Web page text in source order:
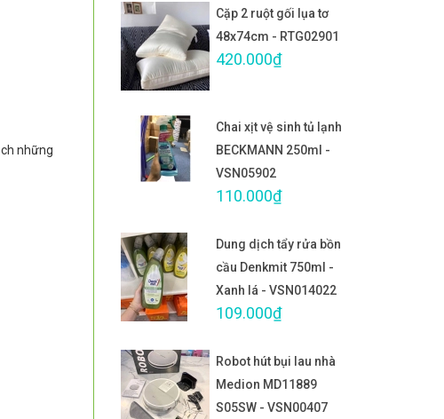
những
Cặp 2 ruột gối lụa tơ
48x74cm - RTG02901
420.000₫
Chai xịt vệ sinh tủ lạnh
BECKMANN 250ml -
VSN05902
110.000₫
Dung dịch tẩy rửa bồn
cầu Denkmit 750ml -
Xanh lá - VSN014022
109.000₫
Robot hút bụi lau nhà
Medion MD11889
S05SW - VSN00407